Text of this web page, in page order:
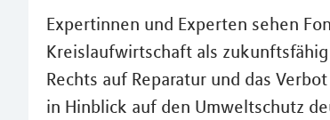
Expertinnen und Experten sehen
Kreislaufwirtschaft als
Rechts auf Reparatur und das
in Hinblick auf den Umweltschutz